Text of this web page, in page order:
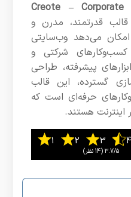
Creote – Corporate
قدرتمند، مدرن و
می‌دهد وب‌سایتی
شرکتی و
پیشرفته، طراحی
گسترده، این قالب
حرفه‌ای است که
هستند.
3.7/5 ‏‫(14 نظر)‬